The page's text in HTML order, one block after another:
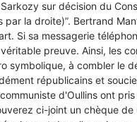
sur décision du
par la droite)”. Bertrand
Si sa messagerie
preuve. Ainsi, les
symbolique, à combler le
républicains et
d'Oullins ont
ci-joint un chèque